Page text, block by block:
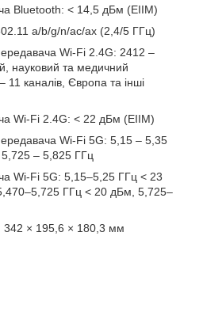
Bluetooth: < 14,5 дБм (ЕІІМ)
a/b/g/n/ac/ax (2,4/5 ГГц)
Wi-Fi 2.4G: 2412 –
науковий та медичний
каналів, Європа та інші
Wi-Fi 2.4G: < 22 дБм (ЕІІМ)
Wi-Fi 5G: 5,15 – 5,35
– 5,825 ГГц
Wi-Fi 5G: 5,15–5,25 ГГц < 23
ГГц < 20 дБм, 5,725–
× 195,6 × 180,3 мм